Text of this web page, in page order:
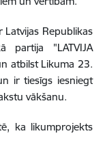
Latvijas Republikas
partija "LATVIJA
atbilst Likuma 23.
ir tiesīgs iesniegt
vākšanu.
ka likumprojekts